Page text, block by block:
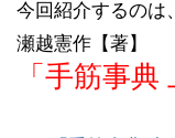
今回紹介するのは
瀬越憲作【著】
「手筋事典